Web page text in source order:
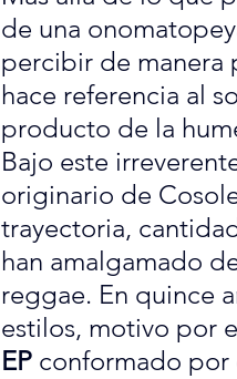
de una
percibir de manera
hace referencia al
producto de la
Bajo este
originario de
trayectoria,
han amalgamado
reggae. En quince
estilos, motivo por
EP conformado por